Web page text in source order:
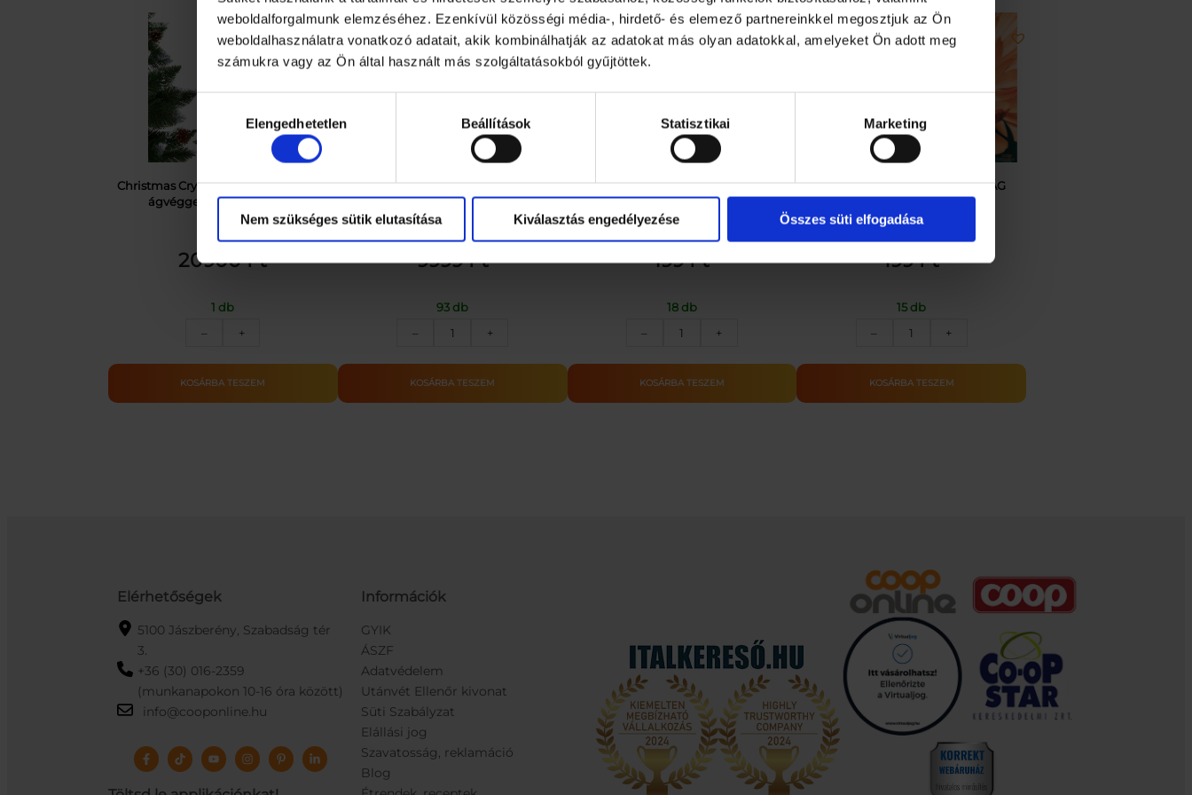
weboldalforgalmunk elemzéséhez. Ezenkívül közösségi média-, hirdető- és elemező partnereinkkel megosztjuk az Ön
weboldalhasználatra vonatkozó adatait, akik kombinálhatják az adatokat más olyan adatokkal, amelyeket Ön adott meg
számukra vagy az Ön által használt más szolgáltatásokból gyűjtöttek.
kiválasztásaElengedhetetlen Beállítások Statisztikai Marketing
Nem szükséges sütik elutasítása Kiválasztás engedélyezése Összes süti elfogadása
Christmas Crystal Ice műfenyő havas
ágvéggel, tobozzal 150cm
20900Ft
1 db
–
Ice
műfenyő
+
KOSÁRBA TESZEM
Entac Aromaterápiás Párásító RGB
Hangulatfénnyel 100ml 5W | KÜLÖN
CSOMAG |
9999Ft
93 db
–
Entac
Párásító
RGB
+
KOSÁRBA TESZEM
Üdvözlőkártya – Valentin napi
199Ft
18 db
–
Üdvözlőkártya
Valentin
napi
+
KOSÁRBA TESZEM
Üdvözlőkártya-KösziHVN_VIRÁG
199Ft
15 db
–
Üdvözlőkártya-
mennyiség
+
KOSÁRBA TESZEM
Elérhetőségek
5100 Jászberény, Szabadság tér
3.
+36 (30) 016-2359
(munkanapokon 10-16 óra között)
info@cooponline.hu
Információk
GYIK
ÁSZF
Adatvédelem
Utánvét Ellenőr kivonat
Süti Szabályzat
Elállási jog
Szavatosság, reklamáció
Blog